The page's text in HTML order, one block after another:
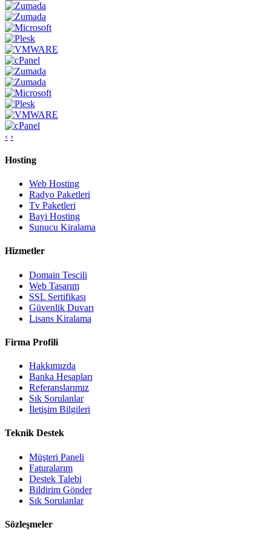
‹ ›
Hosting
Web Hosting
Radyo Paketleri
Tv Paketleri
Bayi Hosting
Sunucu Kiralama
Hizmetler
Domain Tescili
Web Tasarım
SSL Sertifikası
Güvenlik Duvarı
Lisans Kiralama
Firma Profili
Hakkımızda
Banka Hesapları
Referanslarımız
Sık Sorulanlar
İletişim Bilgileri
Teknik Destek
Müşteri Paneli
Faturalarım
Destek Talebi
Bildirim Gönder
Sık Sorulanlar
Sözleşmeler